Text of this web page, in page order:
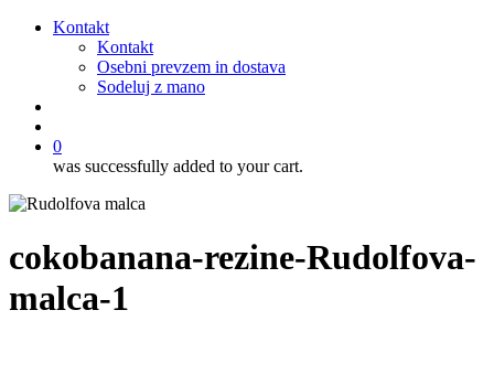
Kontakt
Kontakt
Osebni prevzem in dostava
Sodeluj z mano
0
was successfully added to your cart.
cokobanana-rezine-Rudolfova-
malca-1